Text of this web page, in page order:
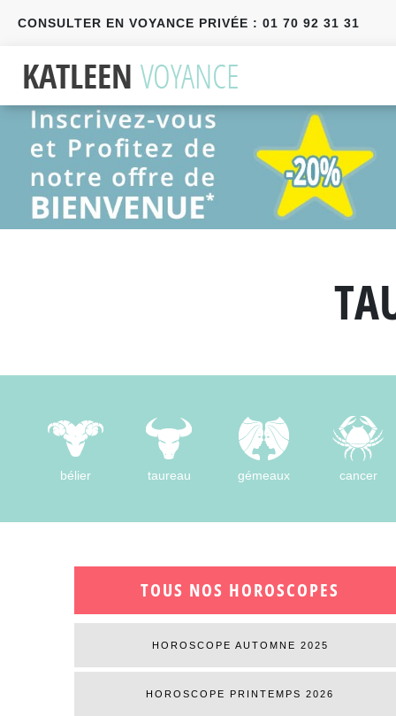
CONSULTER EN VOYANCE PRIVÉE : 01 70 92 31 31
bélier taureau gémeaux cancer
TOUS NOS HOROSCOPES
HOROSCOPE AUTOMNE 2025
HOROSCOPE PRINTEMPS 2026